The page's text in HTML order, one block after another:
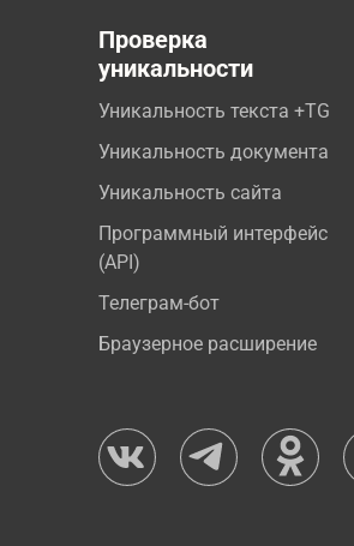
Проверка
уникальности
Уникальность текста +TG
Уникальность документа
Уникальность сайта
Программный интерфейс
(API)
Телеграм-бот
Браузерное расширение